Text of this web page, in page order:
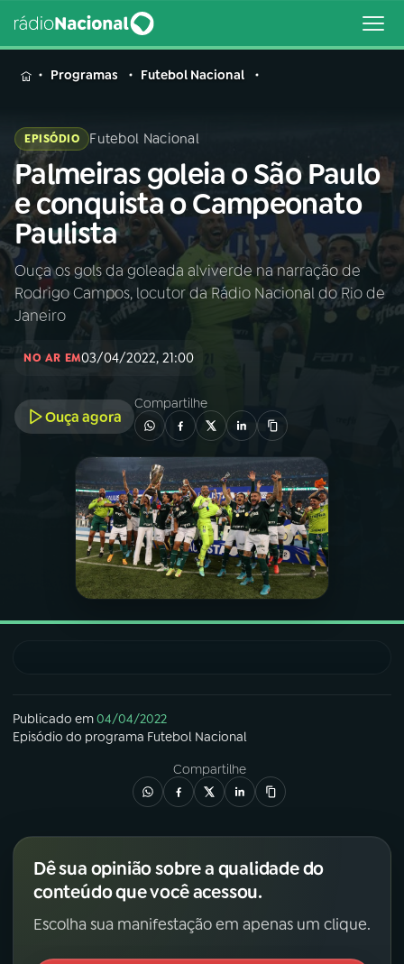
MENU
Buscar
na
Rádio
Nacional
Buscar
AO VIVO
PROGRAMAS
PODCASTS
06VIDEOCASTS
08FESTIVAL DE MÚSICA
ACOMPANHE A RÁDIO NACIONAL
Instagram X
TikTok
Programas Futebol Nacional
EPISÓDIO Futebol Nacional
Palmeiras goleia o São Paulo
e conquista o Campeonato
Paulista
Ouça os gols da goleada alviverde na narração de
Rodrigo Campos, locutor da Rádio Nacional do Rio de
Janeiro
NO AR EM03/04/2022, 21:00
Ouça agora
Compartilhe
Publicado em04/04/2022
Episódio do programa Futebol Nacional
Compartilhe
Dê sua opinião sobre a qualidade do
conteúdo que você acessou.
Escolha sua manifestação em apenas um clique.